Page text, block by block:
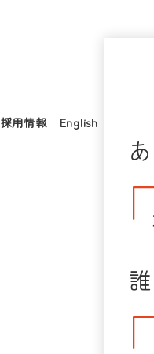
採用情報 English